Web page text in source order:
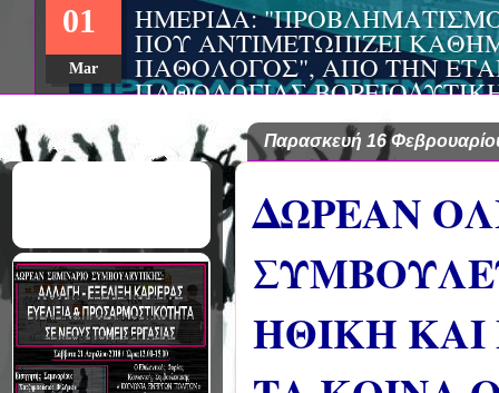
ΗΜΕΡΙΔΑ:
ΠΟΥ ΑΝΤΙΜΕΤΩΠΙΖΕΙ
ΠΑΘΟΛΟΓΟΣ", ΑΠΟ ΤΗΝ
ΠΑΘΟΛΟΓΙΑΣ
ΤΙΣ Α' & Β'
ΚΛΙΝΙΚΕΣ ΠΓΝΙ
01
Mar
Παρασκευή 16
ΔΩΡΕΑΝ
ΗΘΙΚΗ